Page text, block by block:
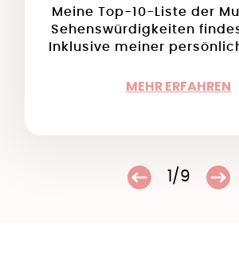
Meine Top-10-Liste der
Sehenswürdigkeiten
Inklusive meiner
MEHR ERFAHREN
1/9